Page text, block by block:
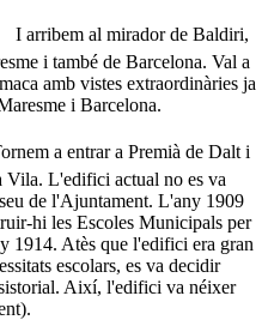
I arribem al mirador de Baldiri,
i també de Barcelona. Val a
amb vistes extraordinàries ja
i Barcelona.
a entrar a Premià de Dalt i
Vila. L'edifici actual no es va
de l'Ajuntament. L'any 1909
hi les Escoles Municipals per
1914. Atès que l'edifici era gran
escolars, es va decidir
Així, l'edifici va néixer